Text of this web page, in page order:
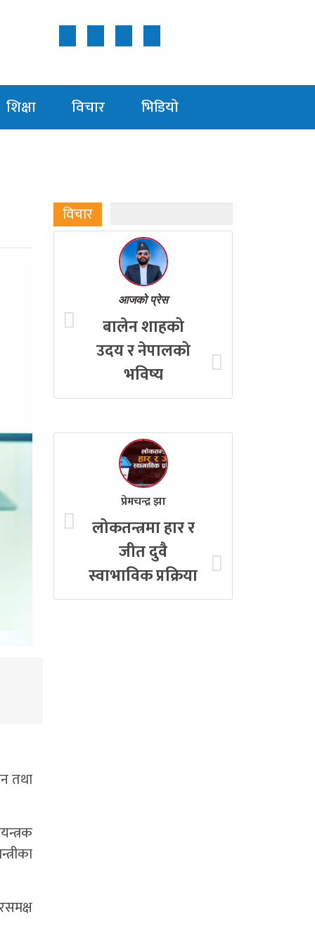
शिक्षा विचार भिडियाे
तथा
विचार
आजको प्रेस
बालेन शाहको
उदय र नेपालको
भविष्य
प्रेमचन्द्र झा
लोकतन्त्रमा हार र
जीत दुवै
स्वाभाविक प्रक्रिया